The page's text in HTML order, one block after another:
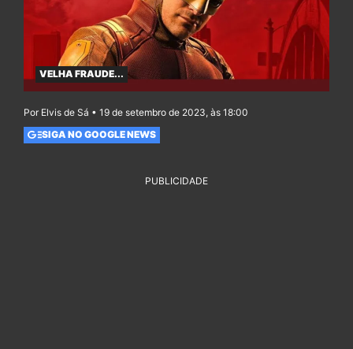
VELHA FRAUDE...
Por Elvis de Sá • 19 de setembro de 2023, às 18:00
SIGA NO GOOGLE NEWS
PUBLICIDADE